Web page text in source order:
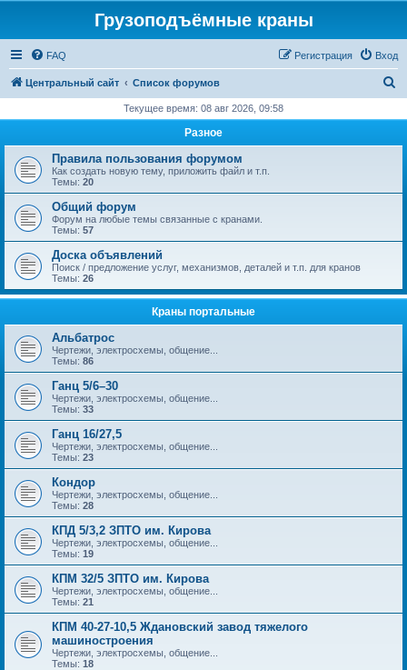
Грузоподъёмные краны
FAQ Вход
Регистрация
Центральный сайт Список форумов
с
Текущее время: 08 авг 2026, 09:58
Разное
Правила пользования форумом
Как создать новую тему, приложить файл и т.п.
Темы: 20
Общий форум
Форум на любые темы связанные с кранами.
Темы: 57
Доска объявлений
Поиск / предложение услуг, механизмов, деталей и т.п. для кранов
Темы: 26
Краны портальные
Альбатрос
Чертежи, электросхемы, общение...
Темы: 86
Ганц 5/6–30
Чертежи, электросхемы, общение...
Темы: 33
Ганц 16/27,5
Чертежи, электросхемы, общение...
Темы: 23
Кондор
Чертежи, электросхемы, общение...
Темы: 28
КПД 5/3,2 ЗПТО им. Кирова
Чертежи, электросхемы, общение...
Темы: 19
КПМ 32/5 ЗПТО им. Кирова
Чертежи, электросхемы, общение...
Темы: 21
КПМ 40-27-10,5 Ждановский завод тяжелого
машиностроения
Чертежи, электросхемы, общение...
Темы: 18